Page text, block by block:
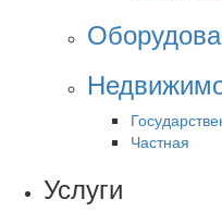
Частная
Услуги